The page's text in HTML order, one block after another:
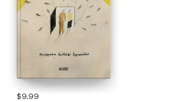
$9.99